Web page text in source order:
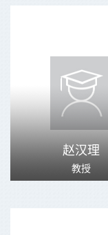
赵汉理
教授